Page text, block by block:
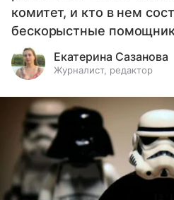
комитет, и кто в нем
бескорыстные
Екатерина Сазанова
Журналист, редактор